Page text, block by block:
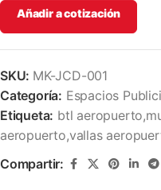
Añadir a cotización
SKU: MK-JCD-001
Categoría: Espacios
Etiqueta: btl
aeropuerto,vallas
Compartir: